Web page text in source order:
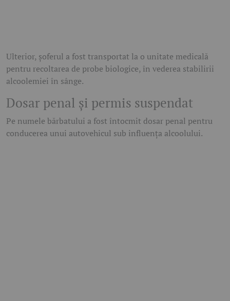
Ulterior, șoferul a fost transportat la o unitate medicală
pentru recoltarea de probe biologice, în vederea stabilirii
alcoolemiei în sânge.
Dosar penal și permis suspendat
Pe numele bărbatului a fost întocmit dosar penal pentru
conducerea unui autovehicul sub influența alcoolului.